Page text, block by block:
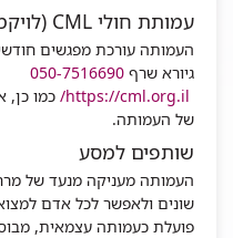
עמותת חולי CML (לויקמיה מילואידית כרונית)
העמותה עורכת מפגשים
גיורא שרף 050-7516690
https://cml.org.il/ כמו כן,
של העמותה.
שותפים למסע
העמותה מעניקה מנעד של
שונים ולאפשר לכל אדם
פועלת כעמותה עצמאית,